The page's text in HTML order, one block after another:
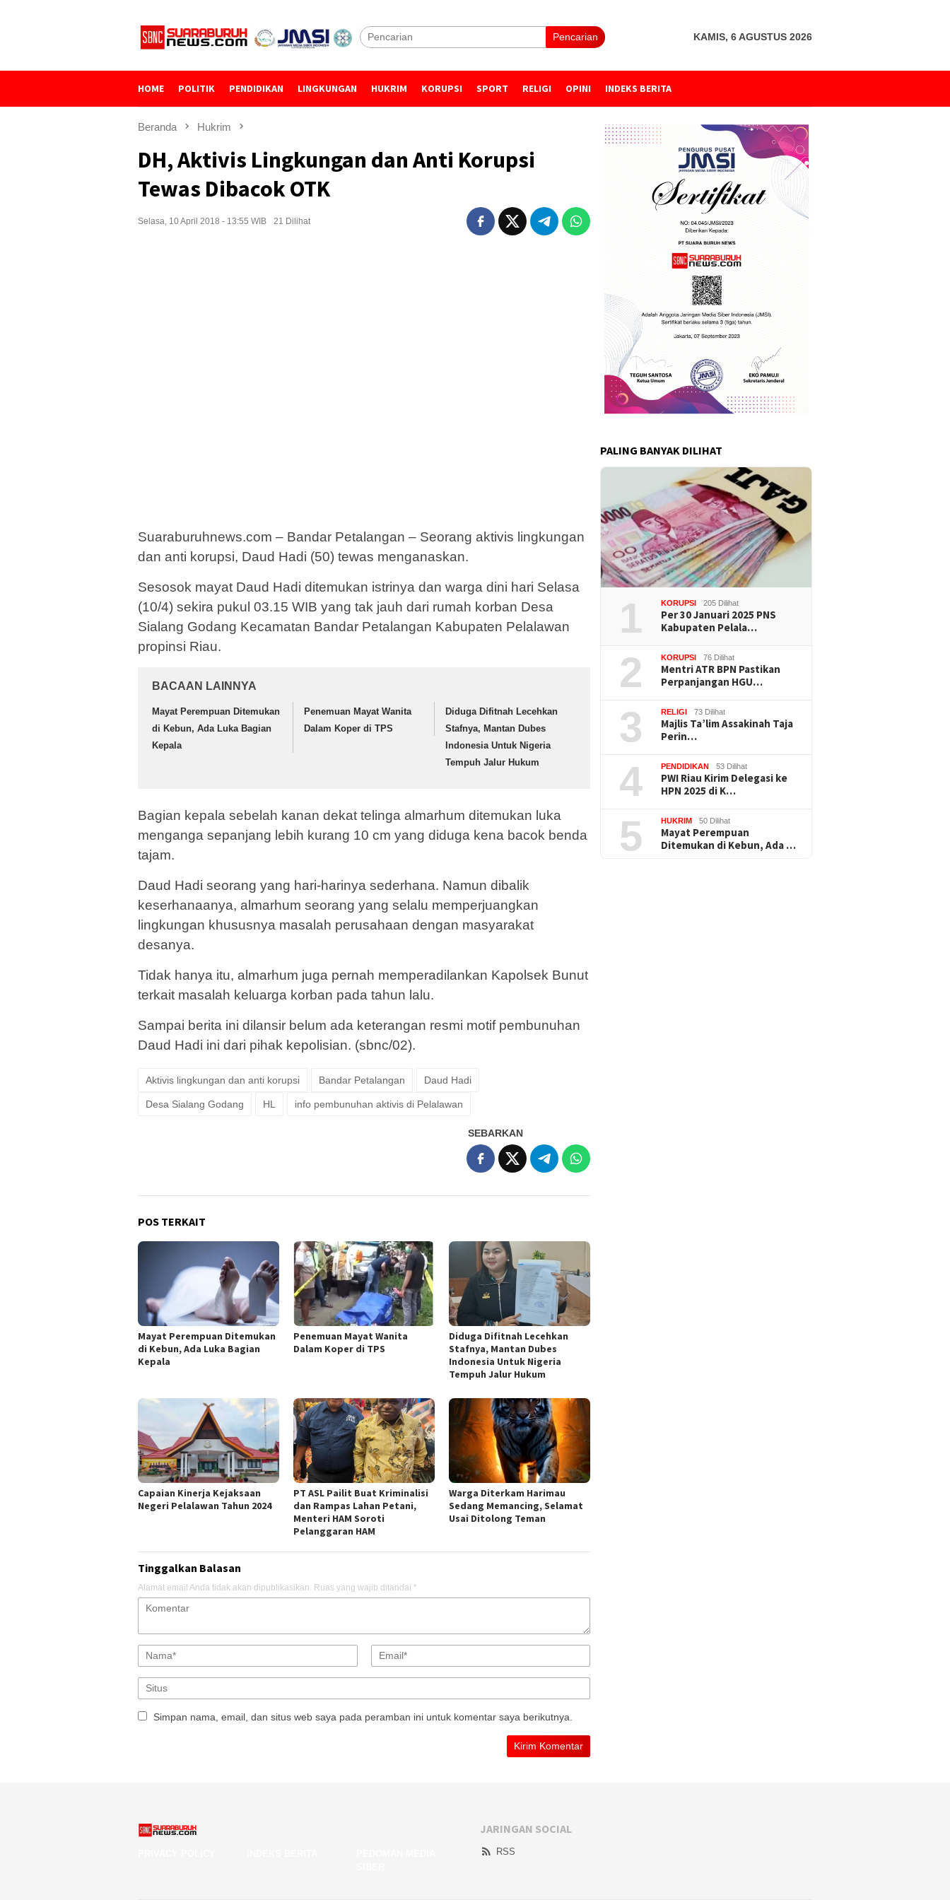
Pencarian KAMIS, 6 AGUSTUS 2026
HOME POLITIK PENDIDIKAN LINGKUNGAN HUKRIM KORUPSI SPORT RELIGI OPINI INDEKS BERITA
Beranda Hukrim
DH, Aktivis Lingkungan dan Anti Korupsi
Tewas Dibacok OTK
Selasa, 10 April 2018 - 13:55 WIB 21 Dilihat
Suaraburuhnews.com – Bandar Petalangan – Seorang aktivis lingkungan
dan anti korupsi, Daud Hadi (50) tewas menganaskan.
Sesosok mayat Daud Hadi ditemukan istrinya dan warga dini hari Selasa
(10/4) sekira pukul 03.15 WIB yang tak jauh dari rumah korban Desa
Sialang Godang Kecamatan Bandar Petalangan Kabupaten Pelalawan
propinsi Riau.
BACAAN LAINNYA
Mayat Perempuan Ditemukan
di Kebun, Ada Luka Bagian
Kepala
Penemuan Mayat Wanita
Dalam Koper di TPS
Diduga Difitnah Lecehkan
Stafnya, Mantan Dubes
Indonesia Untuk Nigeria
Tempuh Jalur Hukum
Bagian kepala sebelah kanan dekat telinga almarhum ditemukan luka
menganga sepanjang lebih kurang 10 cm yang diduga kena bacok benda
tajam.
Daud Hadi seorang yang hari-harinya sederhana. Namun dibalik
keserhanaanya, almarhum seorang yang selalu memperjuangkan
lingkungan khususnya masalah perusahaan dengan masyarakat
desanya.
Tidak hanya itu, almarhum juga pernah memperadilankan Kapolsek Bunut
terkait masalah keluarga korban pada tahun lalu.
Sampai berita ini dilansir belum ada keterangan resmi motif pembunuhan
Daud Hadi ini dari pihak kepolisian. (sbnc/02).
Aktivis lingkungan dan anti korupsi Bandar Petalangan Daud Hadi
Desa Sialang Godang HL info pembunuhan aktivis di Pelalawan
SEBARKAN
POS TERKAIT
Mayat Perempuan Ditemukan
di Kebun, Ada Luka Bagian
Kepala
Penemuan Mayat Wanita
Dalam Koper di TPS
Diduga Difitnah Lecehkan
Stafnya, Mantan Dubes
Indonesia Untuk Nigeria
Tempuh Jalur Hukum
Capaian Kinerja Kejaksaan
Negeri Pelalawan Tahun 2024
PT ASL Pailit Buat Kriminalisi
dan Rampas Lahan Petani,
Menteri HAM Soroti
Pelanggaran HAM
Warga Diterkam Harimau
Sedang Memancing, Selamat
Usai Ditolong Teman
Tinggalkan Balasan
Alamat email Anda tidak akan dipublikasikan. Ruas yang wajib ditandai *
Simpan nama, email, dan situs web saya pada peramban ini untuk komentar saya berikutnya.
PALING BANYAK DILIHAT
1 KORUPSI 205 Dilihat
Per 30 Januari 2025 PNS
Kabupaten Pelala…
2 KORUPSI 76 Dilihat
Mentri ATR BPN Pastikan
Perpanjangan HGU…
3 RELIGI 73 Dilihat
Majlis Ta’lim Assakinah Taja
Perin…
4 PENDIDIKAN 53 Dilihat
PWI Riau Kirim Delegasi ke
HPN 2025 di K…
5 HUKRIM 50 Dilihat
Mayat Perempuan
Ditemukan di Kebun, Ada …
JARINGAN SOCIAL
RSS